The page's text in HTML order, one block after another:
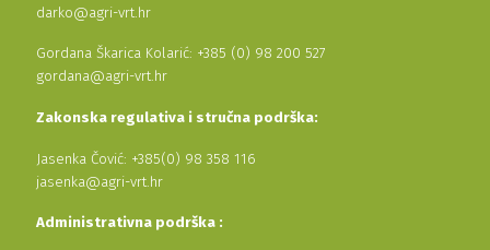
darko@agri-vrt.hr
Gordana Škarica Kolarić: +385 (0) 98 200 527
gordana@agri-vrt.hr
Zakonska regulativa i stručna podrška:
Jasenka Čović: +385(0) 98 358 116
jasenka@agri-vrt.hr
Administrativna podrška :